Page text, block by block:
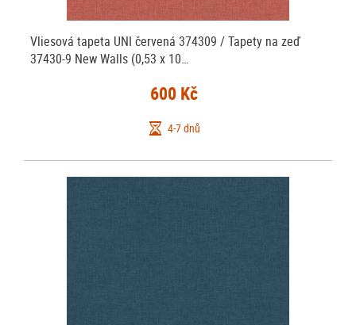
Vliesová tapeta UNI červená 374309 / Tapety na zeď
37430-9 New Walls (0,53 x 10…
600 Kč
4-7 dnů